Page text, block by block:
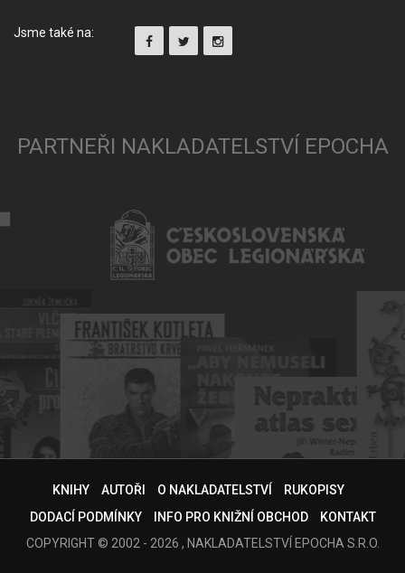
Jsme také na:
PARTNEŘI NAKLADATELSTVÍ EPOCHA
KNIHY AUTOŘI O NAKLADATELSTVÍ
RUKOPISY
DODACÍ PODMÍNKY
INFO PRO KNIŽNÍ OBCHOD
KONTAKT
COPYRIGHT © 2002 - 2026 , NAKLADATELSTVÍ EPOCHA S.R.O.